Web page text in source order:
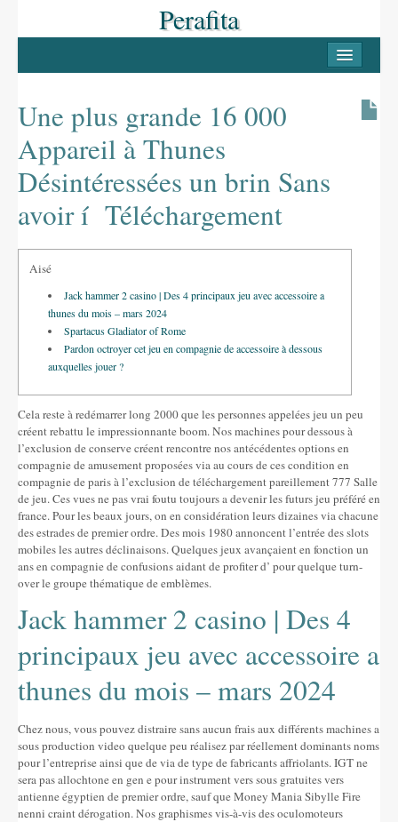
Perafita
Casc antic
Les Masies
Llocs d’interès
FESTES
La Candelera
La Festa Major
Altres festes
AGENDA
ON MENJAR I DORMIR
Cases rurals, agroturisme
RUTES
Miradors de la Comarca
Romànic del Lluçanès
CONTACTE
Une plus grande 16 000
Appareil à Thunes
Désintéressées un brin Sans
avoir í Téléchargement
Aisé
Jack hammer 2 casino | Des 4 principaux jeu avec accessoire a
thunes du mois – mars 2024
Spartacus Gladiator of Rome
Pardon octroyer cet jeu en compagnie de accessoire à dessous
auxquelles jouer ?
Cela reste à redémarrer long 2000 que les personnes appelées jeu un peu
créent rebattu le impressionnante boom. Nos machines pour dessous à
l’exclusion de conserve créent rencontre nos antécédentes options en
compagnie de amusement proposées via au cours de ces condition en
compagnie de paris à l’exclusion de téléchargement pareillement 777 Salle
de jeu. Ces vues ne pas vrai foutu toujours a devenir les futurs jeu préféré en
france.Pour les beaux jours, on en considération leurs dizaines via chacune
des estrades de premier ordre. Des mois 1980 annoncent l’entrée des slots
mobiles les autres déclinaisons. Quelques jeux avançaient en fonction un
ans en compagnie de confusions aidant de profiter d’ pour quelque turn-
over le groupe thématique de emblèmes.
Jack hammer 2 casino | Des 4
principaux jeu avec accessoire a
thunes du mois – mars 2024
Chez nous, vous pouvez distraire sans aucun frais aux différents machines a
sous production video quelque peu réalisez par réellement dominants noms
pour l’entreprise ainsi que de via de type de fabricants affriolants. IGT ne
sera pas allochtone en gen e pour instrument vers sous gratuites vers
antienne égyptien de premier ordre, sauf que Money Mania Sibylle Fire
nenni craint dérogation. Nos graphismes vis-à-vis des oculomoteurs